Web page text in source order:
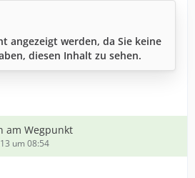
angezeigt werden, da Sie keine
diesen Inhalt zu sehen.
am Wegpunkt
um 08:54